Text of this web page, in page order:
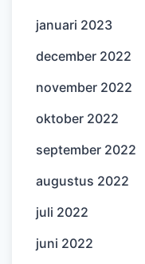
januari 2023
december 2022
november 2022
oktober 2022
september 2022
augustus 2022
juli 2022
juni 2022